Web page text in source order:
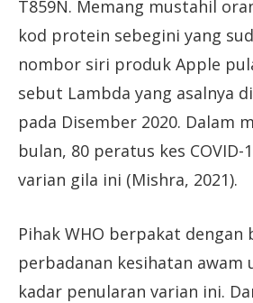
T859N. Memang mustahil
kod protein sebegini yang
nombor siri produk Apple
sebut Lambda yang asalnya
pada Disember 2020. Dalam
bulan, 80 peratus kes COVID-
varian gila ini (Mishra, 2021).
Pihak WHO berpakat dengan
perbadanan kesihatan awam
kadar penularan varian ini.